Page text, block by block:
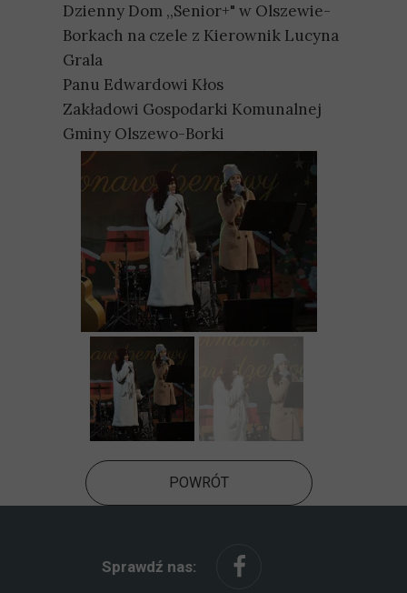
Sprawdź nas:
Dzienny Dom ,,Senior+" w Olszewie-
Borkach na czele z Kierownik Lucyna
Grala
Panu Edwardowi Kłos
Zakładowi Gospodarki Komunalnej
Gminy Olszewo-Borki
POWRÓT